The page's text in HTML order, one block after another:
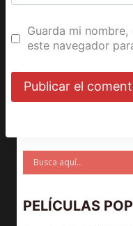
Guarda mi
este navegador
PELÍCULAS